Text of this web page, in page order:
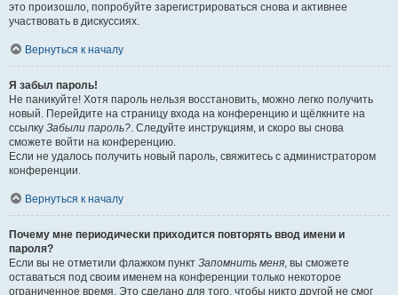
это произошло, попробуйте зарегистрироваться снова и активнее
участвовать в дискуссиях.
Вернуться к началу
Я забыл пароль!
Не паникуйте! Хотя пароль нельзя восстановить, можно легко получить
новый. Перейдите на страницу входа на конференцию и щёлкните на
ссылку Забыли пароль?. Следуйте инструкциям, и скоро вы снова
сможете войти на конференцию.
Если не удалось получить новый пароль, свяжитесь с администратором
конференции.
Вернуться к началу
Почему мне периодически приходится повторять ввод имени и
пароля?
Если вы не отметили флажком пункт Запомнить меня, вы сможете
оставаться под своим именем на конференции только некоторое
ограниченное время. Это сделано для того, чтобы никто другой не смог